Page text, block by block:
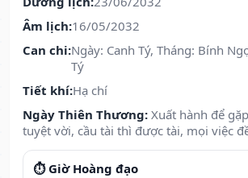
Âm lịch:16/05/2032
Can chi:Ngày: Canh Tý, Tháng: Bính
Tý
Tiết khí:Hạ chí
Ngày Thiên Thương: Xuất hành để
tuyệt vời, cầu tài thì được tài, mọi việc
⏱️ Giờ Hoàng đạo